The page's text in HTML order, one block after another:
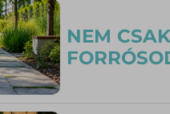
NEM